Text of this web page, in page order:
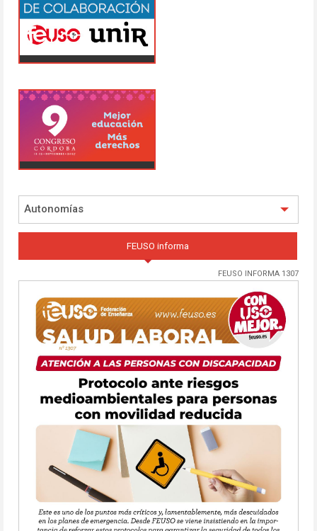
Autonomías
FEUSO informa
FEUSO INFORMA 1307